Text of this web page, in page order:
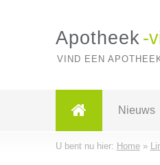
Apotheek -
VIND EEN
Nieuws
U bent nu hier: Home»